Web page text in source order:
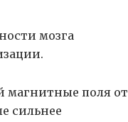
мозга
поля от
сильнее